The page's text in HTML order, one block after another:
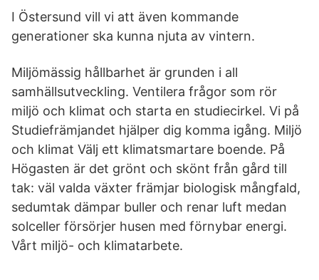
I Östersund vill vi att även kommande
generationer ska kunna njuta av vintern.
Miljömässig hållbarhet är grunden i all
samhällsutveckling. Ventilera frågor som rör
miljö och klimat och starta en studiecirkel. Vi på
Studiefrämjandet hjälper dig komma igång. Miljö
och klimat Välj ett klimatsmartare boende. På
Högasten är det grönt och skönt från gård till
tak: väl valda växter främjar biologisk mångfald,
sedumtak dämpar buller och renar luft medan
solceller försörjer husen med förnybar energi.
Vårt miljö- och klimatarbete.